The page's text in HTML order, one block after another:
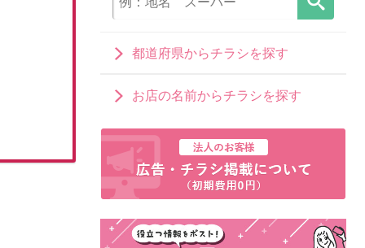
都道府県からチラシを探す
お店の名前からチラシを探す